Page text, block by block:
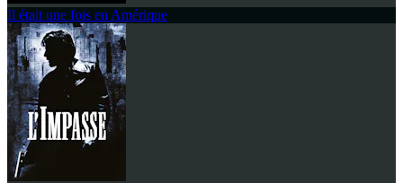
Il était une fois en Amérique